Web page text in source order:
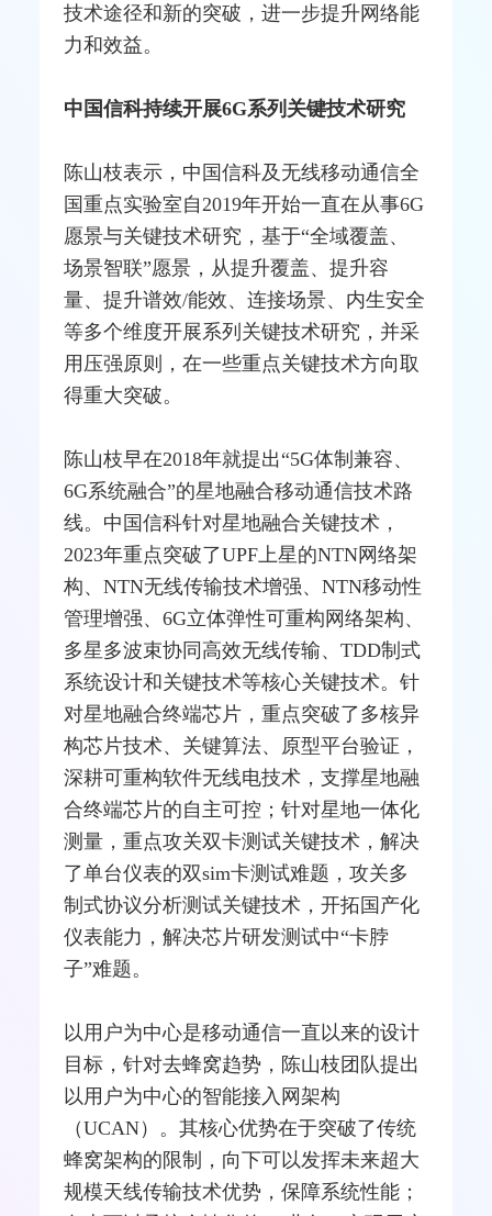
技术途径和新的突破，进一步提升网络能
力和效益。
中国信科持续开展6G系列关键技术研究
陈山枝表示，中国信科及无线移动通信全
国重点实验室自2019年开始一直在从事6G
愿景与关键技术研究，基于“全域覆盖、
场景智联”愿景，从提升覆盖、提升容
量、提升谱效/能效、连接场景、内生安全
等多个维度开展系列关键技术研究，并采
用压强原则，在一些重点关键技术方向取
得重大突破。
陈山枝早在2018年就提出“5G体制兼容、
6G系统融合”的星地融合移动通信技术路
线。中国信科针对星地融合关键技术，
2023年重点突破了UPF上星的NTN网络架
构、NTN无线传输技术增强、NTN移动性
管理增强、6G立体弹性可重构网络架构、
多星多波束协同高效无线传输、TDD制式
系统设计和关键技术等核心关键技术。针
对星地融合终端芯片，重点突破了多核异
构芯片技术、关键算法、原型平台验证，
深耕可重构软件无线电技术，支撑星地融
合终端芯片的自主可控；针对星地一体化
测量，重点攻关双卡测试关键技术，解决
了单台仪表的双sim卡测试难题，攻关多
制式协议分析测试关键技术，开拓国产化
仪表能力，解决芯片研发测试中“卡脖
子”难题。
以用户为中心是移动通信一直以来的设计
目标，针对去蜂窝趋势，陈山枝团队提出
以用户为中心的智能接入网架构
（UCAN）。其核心优势在于突破了传统
蜂窝架构的限制，向下可以发挥未来超大
规模天线传输技术优势，保障系统性能；